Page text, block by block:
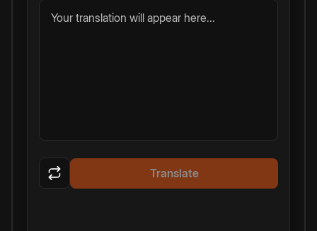
Your translation will appear here...
Translate